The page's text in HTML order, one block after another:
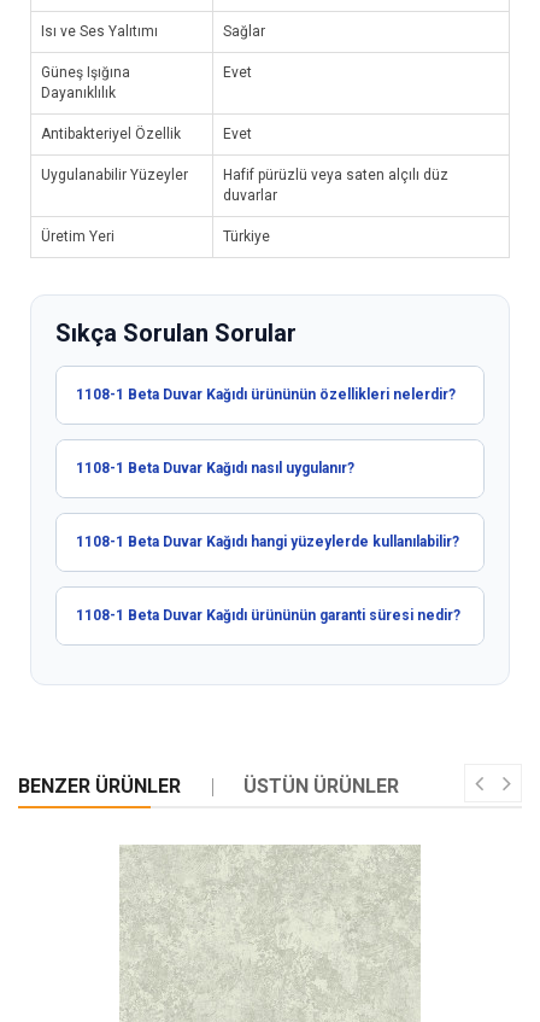
Isı ve Ses Yalıtımı Sağlar
Güneş Işığına
Dayanıklılık
Evet
Antibakteriyel Özellik Evet
Uygulanabilir Yüzeyler
Hafif pürüzlü veya saten alçılı düz
duvarlar
Üretim Yeri Türkiye
Sıkça Sorulan Sorular
1108-1 Beta Duvar Kağıdı ürününün özellikleri nelerdir?
1108-1 Beta Duvar Kağıdı nasıl uygulanır?
1108-1 Beta Duvar Kağıdı hangi yüzeylerde kullanılabilir?
1108-1 Beta Duvar Kağıdı ürününün garanti süresi nedir?
BENZER ÜRÜNLER ÜSTÜN ÜRÜNLER